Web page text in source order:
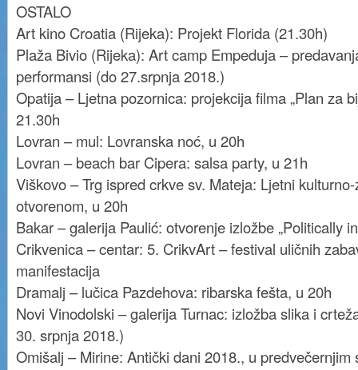
OSTALO
Art kino Croatia (Rijeka): Projekt Florida (21.30h)
Plaža Bivio (Rijeka): Art camp Empeduja –
performansi (do 27.srpnja 2018.)
Opatija – Ljetna pozornica: projekcija filma „Plan za
21.30h
Lovran – mul: Lovranska noć, u 20h
Lovran – beach bar Cipera: salsa party, u 21h
Viškovo – Trg ispred crkve sv. Mateja: Ljetni
otvorenom, u 20h
Bakar – galerija Paulić: otvorenje izložbe „Politically
Crikvenica – centar: 5. CrikvArt – festival uličnih
manifestacija
Dramalj – lučica Pazdehova: ribarska fešta, u 20h
Novi Vinodolski – galerija Turnac: izložba slika i
30. srpnja 2018.)
Omišalj – Mirine: Antički dani 2018., u predvečernjim